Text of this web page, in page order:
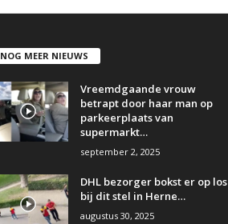
NOG MEER NIEUWS
Vreemdgaande vrouw
betrapt door haar man op
parkeerplaats van
supermarkt…
september 2, 2025
DHL bezorger bokst er op los
bij dit stel in Herne…
augustus 30, 2025